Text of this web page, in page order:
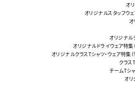
オ
オリジナルスタッフウ
オリジナル
オリジナルドライウェア特集
オリジナルクラスTシャツ・ウェア特集
クラス
チームTシ
オ